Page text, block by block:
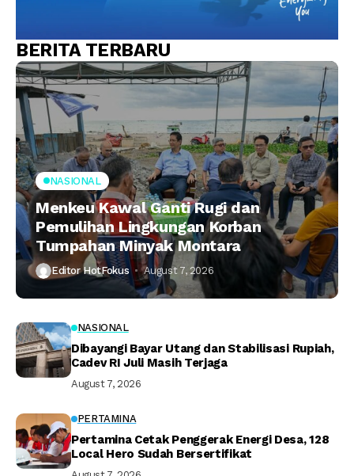
BERITA TERBARU
NASIONAL
Menkeu Kawal Ganti Rugi dan
Pemulihan Lingkungan Korban
Tumpahan Minyak Montara
Editor HotFokus August 7, 2026
NASIONAL
Dibayangi Bayar Utang dan Stabilisasi Rupiah,
Cadev RI Juli Masih Terjaga
August 7, 2026
PERTAMINA
Pertamina Cetak Penggerak Energi Desa, 128
Local Hero Sudah Bersertifikat